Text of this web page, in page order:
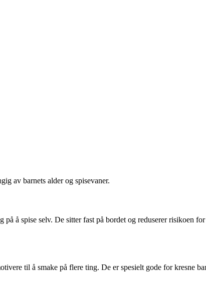
av barnets alder og spisevaner.
å spise selv. De sitter fast på bordet og reduserer risikoen
til å smake på flere ting. De er spesielt gode for kresne